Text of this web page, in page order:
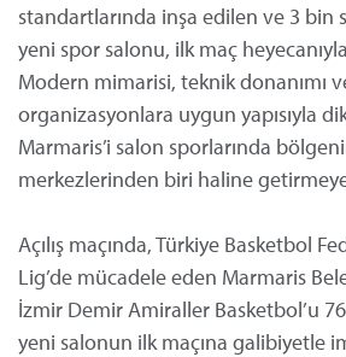
standartlarında inşa edilen ve 3 bin
yeni spor salonu, ilk maç heyecanıyla
Modern mimarisi, teknik donanımı
organizasyonlara uygun yapısıyla
Marmaris’i salon sporlarında
merkezlerinden biri haline getirmeye
Açılış maçında, Türkiye Basketbol
Lig’de mücadele eden Marmaris
İzmir Demir Amiraller Basketbol’u
yeni salonun ilk maçına galibiyetle